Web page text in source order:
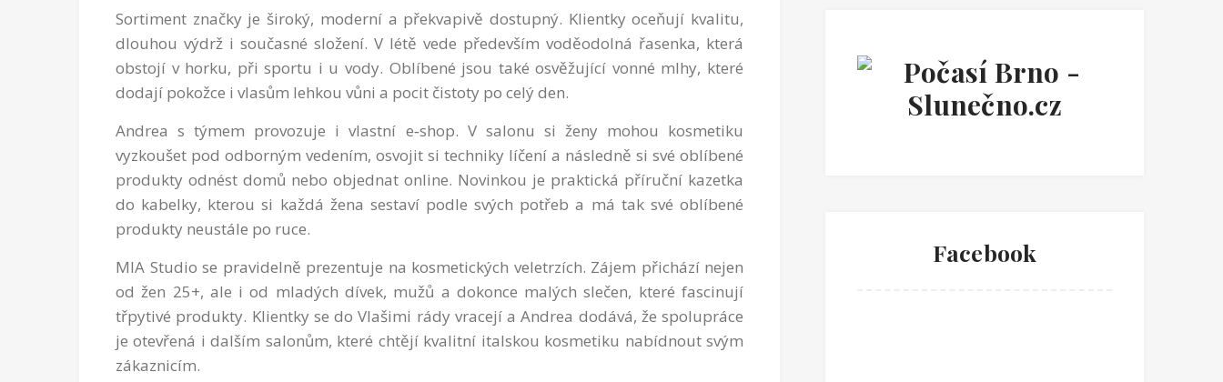
Sortiment značky je široký, moderní a překvapivě dostupný. Klientky oceňují kvalitu,
dlouhou výdrž i současné složení. V létě vede především voděodolná řasenka, která
obstojí v horku, při sportu i u vody. Oblíbené jsou také osvěžující vonné mlhy, které
dodají pokožce i vlasům lehkou vůni a pocit čistoty po celý den.
Andrea s týmem provozuje i vlastní e‑shop. V salonu si ženy mohou kosmetiku
vyzkoušet pod odborným vedením, osvojit si techniky líčení a následně si své oblíbené
produkty odnést domů nebo objednat online. Novinkou je praktická příruční kazetka
do kabelky, kterou si každá žena sestaví podle svých potřeb a má tak své oblíbené
produkty neustále po ruce.
MIA Studio se pravidelně prezentuje na kosmetických veletrzích. Zájem přichází nejen
od žen 25+, ale i od mladých dívek, mužů a dokonce malých slečen, které fascinují
třpytivé produkty. Klientky se do Vlašimi rády vracejí a Andrea dodává, že spolupráce
je otevřená i dalším salonům, které chtějí kvalitní italskou kosmetiku nabídnout svým
zákaznicím.
Facebook